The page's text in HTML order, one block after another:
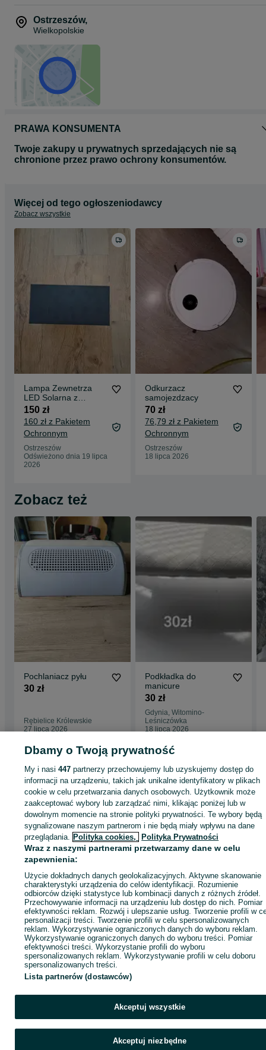
Ostrzeszów,
Wielkopolskie
PRAWA KONSUMENTA
Twoje zakupy u prywatnych sprzedających nie są
chronione przez prawo ochrony konsumentów.
Więcej od tego ogłoszeniodawcy
Zobacz wszystkie
Lampa Zewnetrza
LED Solarna z
Czujnikiem Ruchu 2
Sztuki
150 zł
160 zł z Pakietem
Ochronnym
Ostrzeszów
Odświeżono dnia 19 lipca
2026
Odkurzacz
samojezdzacy
70 zł
76,79 zł z Pakietem
Ochronnym
Ostrzeszów
18 lipca 2026
Zobacz też
Pochlaniacz pyłu
30 zł
Rębielice Królewskie
27 lipca 2026
Podkładka do
manicure
30 zł
Gdynia, Witomino-
Leśniczówka
18 lipca 2026
Strona główna Zdrowie i Uroda Paznokcie
Manicure hybrydowy i żelowy
Pozostałe
Pozostałe - Wielkopolskie Pozostałe - Ostrzeszów
KATEGORIA
ID:1078235747
Zadzwoń / SMS Wyślij wiadomość
Dbamy o Twoją prywatność
My i nasi447 partnerzy przechowujemy lub uzyskujemy dostęp do
informacji na urządzeniu, takich jak unikalne identyfikatory w plikach
cookie w celu przetwarzania danych osobowych. Użytkownik może
zaakceptować wybory lub zarządzać nimi, klikając poniżej lub w
dowolnym momencie na stronie polityki prywatności. Te wybory będą
sygnalizowane naszym partnerom i nie będą miały wpływu na dane
przeglądania. Polityka cookies, Polityka Prywatności
Wraz z naszymi partnerami przetwarzamy dane w celu
zapewnienia:
Użycie dokładnych danych geolokalizacyjnych. Aktywne skanowanie
charakterystyki urządzenia do celów identyfikacji. Rozumienie
odbiorców dzięki statystyce lub kombinacji danych z różnych źródeł.
Przechowywanie informacji na urządzeniu lub dostęp do nich. Pomiar
efektywności reklam. Rozwój i ulepszanie usług. Tworzenie profili w
personalizacji treści. Tworzenie profili w celu spersonalizowanych
reklam. Wykorzystywanie ograniczonych danych do wyboru reklam.
Wykorzystywanie ograniczonych danych do wyboru treści. Pomiar
efektywności treści. Wykorzystanie profili do wyboru
spersonalizowanych reklam. Wykorzystywanie profili w celu doboru
spersonalizowanych treści.
Lista partnerów (dostawców)
Akceptuj wszystkie
Akceptuj niezbędne